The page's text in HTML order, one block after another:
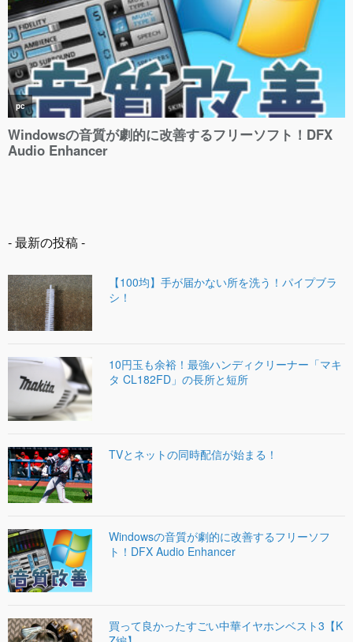
- 最新の投稿 -
【100均】手が届かない所を洗う！パイプブラ
シ！
10円玉も余裕！最強ハンディクリーナー「マキ
タ CL182FD」の長所と短所
TVとネットの同時配信が始まる！
Windowsの音質が劇的に改善するフリーソフ
ト！DFX Audio Enhancer
買って良かったすごい中華イヤホンベスト3【K